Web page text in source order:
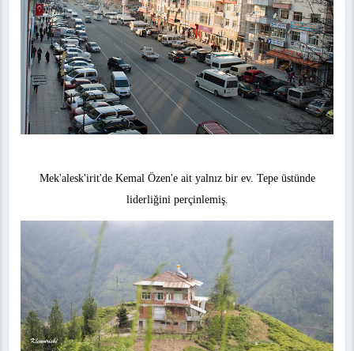
Mek'alesk'irit'de Kemal Özen'e ait yalnız bir ev. Tepe üstünde
liderliğini perçinlemiş.